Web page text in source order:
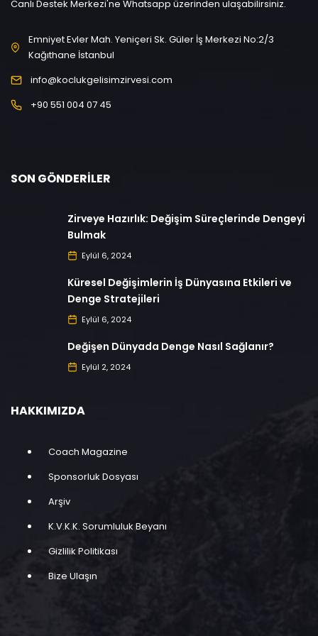
Canlı Destek Merkezi'ne Whatsapp üzerinden ulaşabilirsiniz.
Emniyet Evler Mah. Yeniçeri Sk. Güler İş Merkezi No:2/3
Kağıthane İstanbul
info@koclukgelisimzirvesi.com
+90 551 004 07 45
SON GÖNDERILER
Zirveye Hazırlık: Değişim Süreçlerinde Dengeyi
Bulmak
Eylül 6, 2024
Küresel Değişimlerin İş Dünyasına Etkileri ve
Denge Stratejileri
Eylül 6, 2024
Değişen Dünyada Denge Nasıl Sağlanır?
Eylül 2, 2024
HAKKIMIZDA
Coach Magazine
Sponsorluk Dosyası
Arşiv
K.V.K.K. Sorumluluk Beyanı
Gizlilik Politikası
Bize Ulaşın